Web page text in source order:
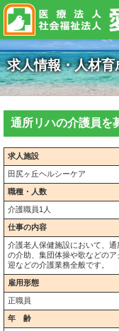
求人情報・人材育
通所リハの介護員を
求人施設
田尻ヶ丘ヘルシーケア
職種・人数
介護職員1人
仕事の内容
介護老人保健施設において、
の介助、集団体操や歌などの
迎などの介護業務全般です。
雇用形態
正職員
年 齢